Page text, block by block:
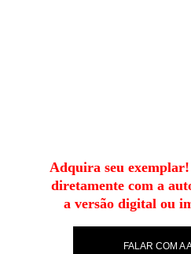
Adquira seu
diretamente com a
a versão digital ou
FALAR COM A